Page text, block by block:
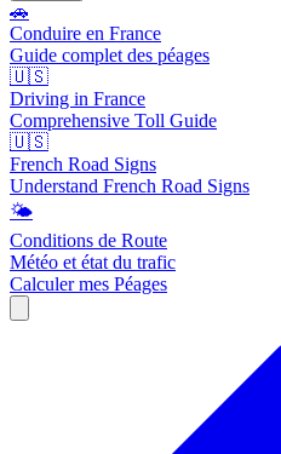
🚗
Conduire en France
Guide complet des péages
🇺🇸
Driving in France
Comprehensive Toll Guide
🇺🇸
French Road Signs
Understand French Road Signs
🌤️
Conditions de Route
Météo et état du trafic
Calculer mes Péages